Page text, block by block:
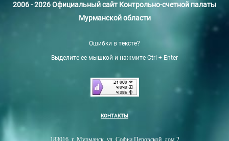
2006 - 2026 Официальный сайт Контрольно-счетной палаты
Мурманской области
Ошибки в тексте?
Выделите ее мышкой и нажмите Ctrl + Enter
КОНТАКТЫ
183016, г. Мурманск, ул. Софьи Перовской, дом 2